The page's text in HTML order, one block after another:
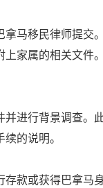
马移民律师提交
家属的相关文件
进行背景调查。
的说明。
款或获得巴拿马